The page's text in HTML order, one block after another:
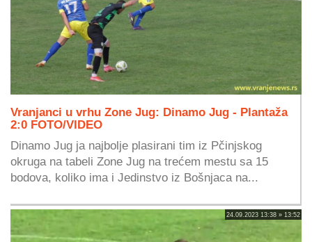
Vranjanci u vrhu Zone Jug: Dinamo Jug - Plantaža
2:0 FOTO/VIDEO
Dinamo Jug ja najbolje plasirani tim iz Pčinjskog
okruga na tabeli Zone Jug na trećem mestu sa 15
bodova, koliko ima i Jedinstvo iz Bošnjaca na...
24.09.2023 13:38 » 13:52